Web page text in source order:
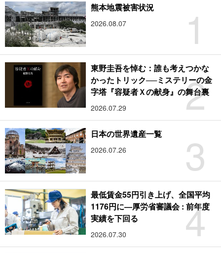
1
熊本地震被害状況
2026.08.07
2
東野圭吾を悼む：誰も考えつかな
かったトリック──ミステリーの金
字塔『容疑者Ｘの献身』の舞台裏
2026.07.29
3
日本の世界遺産一覧
2026.07.26
4
最低賃金55円引き上げ、全国平均
1176円に―厚労省審議会 : 前年度
実績を下回る
2026.07.30